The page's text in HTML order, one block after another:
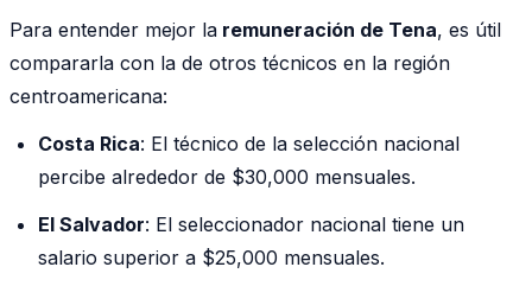
Para entender mejor la remuneración de Tena, es útil
compararla con la de otros técnicos en la región
centroamericana:
Costa Rica: El técnico de la selección nacional
percibe alrededor de $30,000 mensuales.
El Salvador: El seleccionador nacional tiene un
salario superior a $25,000 mensuales.